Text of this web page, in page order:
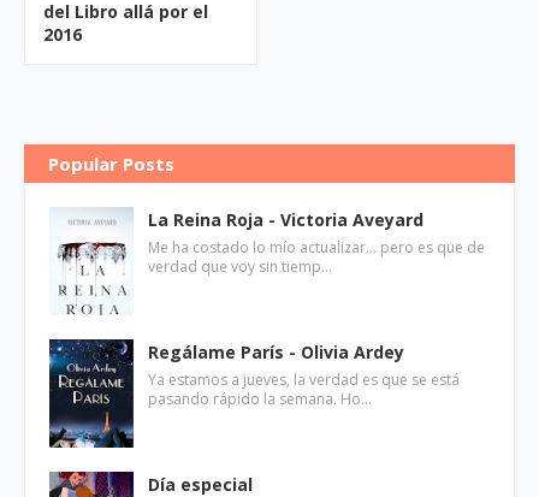
del Libro allá por el
2016
Popular Posts
La Reina Roja - Victoria Aveyard
Me ha costado lo mío actualizar... pero es que de
verdad que voy sin tiemp…
Regálame París - Olivia Ardey
Ya estamos a jueves, la verdad es que se está
pasando rápido la semana. Ho…
Día especial